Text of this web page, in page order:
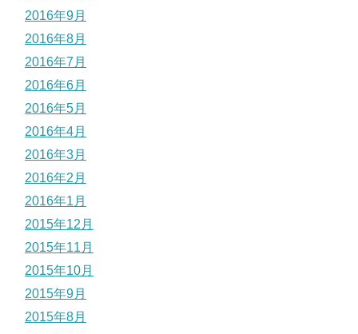
2016年9月
2016年8月
2016年7月
2016年6月
2016年5月
2016年4月
2016年3月
2016年2月
2016年1月
2015年12月
2015年11月
2015年10月
2015年9月
2015年8月